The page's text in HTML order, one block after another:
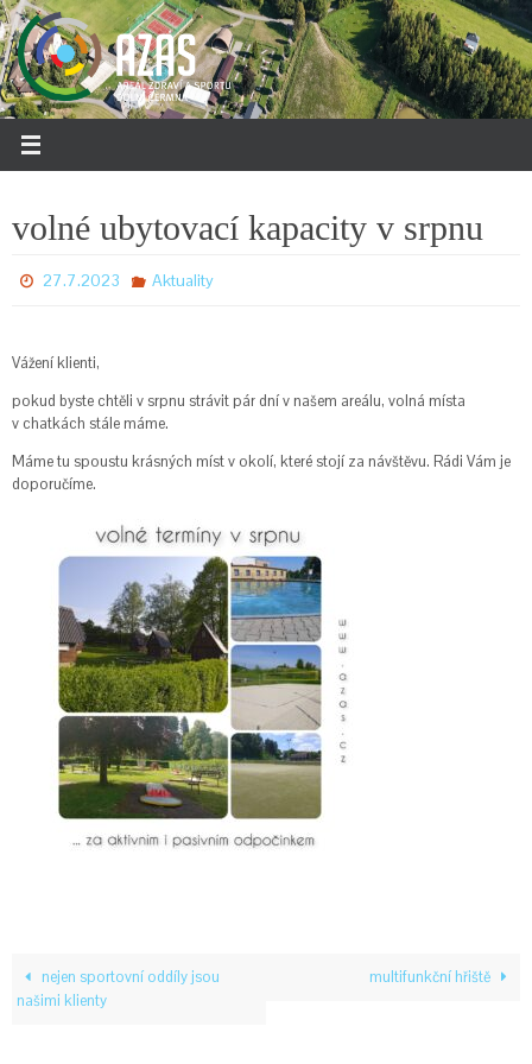
Přeskočit
na
obsah
volné ubytovací kapacity v srpnu
27.7.2023 Aktuality
Vážení klienti,
pokud byste chtěli v srpnu strávit pár dní v našem areálu, volná místa
v chatkách stále máme.
Máme tu spoustu krásných míst v okolí, které stojí za návštěvu. Rádi Vám je
doporučíme.
nejen sportovní oddíly jsou
našimi klienty
multifunkční hřiště